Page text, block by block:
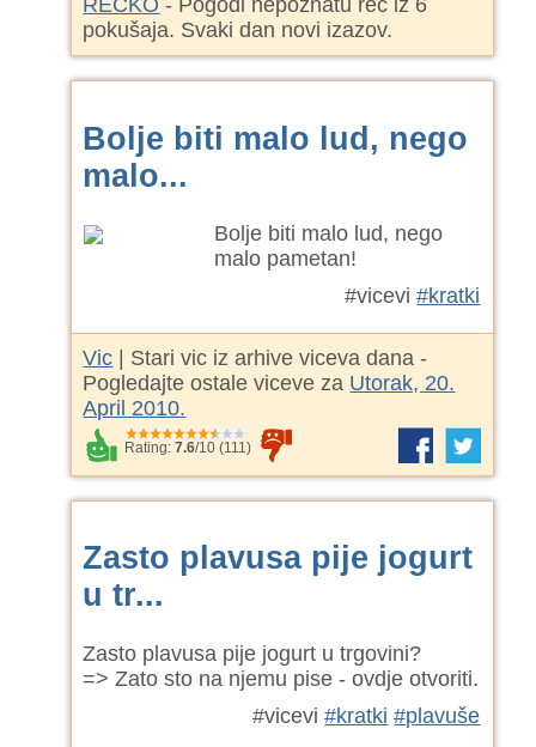
REČKO - Pogodi nepoznatu reč iz 6
pokušaja. Svaki dan novi izazov.
Bolje biti malo lud, nego
malo...
Bolje biti malo lud, nego
malo pametan!
#vicevi#kratki
Vic | Stari vic iz arhive viceva dana -
Pogledajte ostale viceve za Utorak, 20.
April 2010.
Rating:7.6/10 (111)
Zasto plavusa pije jogurt
u tr...
Zasto plavusa pije jogurt u trgovini?
=> Zato sto na njemu pise - ovdje otvoriti.
#vicevi#kratki #plavuše